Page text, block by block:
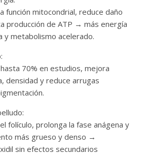
función mitocondrial, reduce daño
producción de ATP → más energía
y metabolismo acelerado.
70% en estudios, mejora
densidad y reduce arrugas
folículo, prolonga la fase anágena y
más grueso y denso →
sin efectos secundarios